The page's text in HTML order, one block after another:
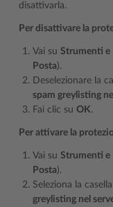
disattivarla.
Per disattivare la
Vai su Strumenti e
Posta).
Deselezionare la
spam greylisting
Fai clic su OK.
Per attivare la
Vai su Strumenti e
Posta).
Seleziona la
greylisting nel